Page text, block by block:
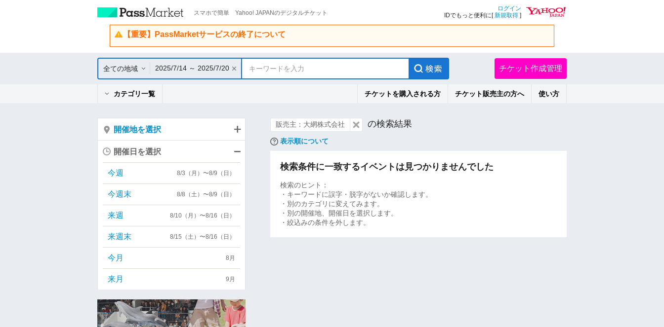
スマホで簡単 Yahoo! JAPANのデジタルチケット
ログイン
IDでもっと便利に[新規取得 ]
【重要】PassMarketサービスの終了について
全ての地域 2025/7/14 ～ 2025/7/20 キーワードを入力 チケット作成管理
カテゴリ一覧 チケットを購入される方 チケット販売主の方へ 使い方
販売主：大網株式会社 の検索結果
表示順について
検索条件に一致するイベントは見つかりませんでした
検索のヒント：
・キーワードに誤字・脱字がないか確認します。
・別のカテゴリに変えてみます。
・別の開催地、開催日を選択します。
・絞込みの条件を外します。
開催地を選択
開催日を選択
今週 8/3（月）〜8/9（日）
今週末 8/8（土）〜8/9（日）
来週 8/10（月）〜8/16（日）
来週末 8/15（土）〜8/16（日）
今月 8月
来月 9月